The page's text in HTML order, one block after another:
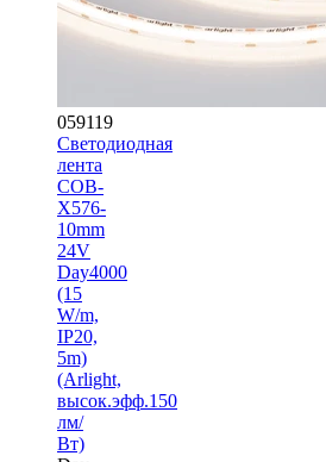
059119
Светодиодная
лента
COB-
X576-
10mm
24V
Day4000
(15
W/m,
IP20,
5m)
(Arlight,
высок.эфф.150
лм/
Вт)